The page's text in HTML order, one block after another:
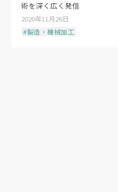
術を深く広く発信
2020年11月26日
#製造・機械加工